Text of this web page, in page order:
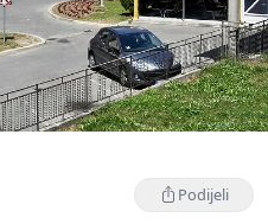
Podijeli